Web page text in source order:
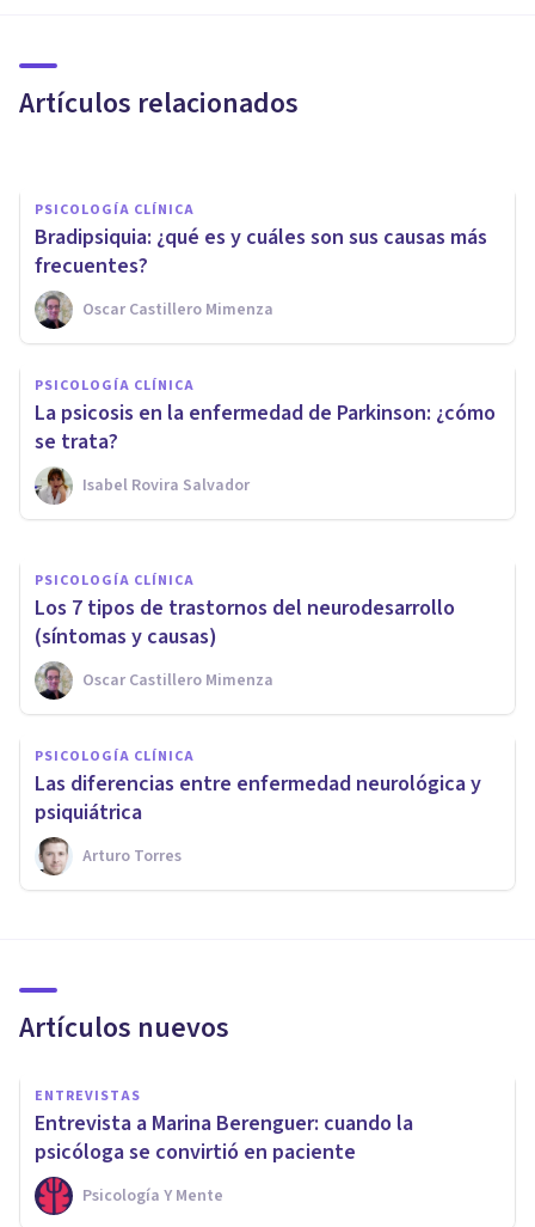
Artículos relacionados
pensamiento dejan de fluir
PSICOLOGÍA CLÍNICA
Bradipsiquia: ¿qué es y cuáles son sus causas más
frecuentes?
Oscar Castillero Mimenza
PSICOLOGÍA CLÍNICA
La psicosis en la enfermedad de Parkinson: ¿cómo
se trata?
Isabel Rovira Salvador
Demencia frontotemporal:
causas, síntomas y tratamiento
Isabel Rovira Salvador
PSICOLOGÍA CLÍNICA
Los 7 tipos de trastornos del neurodesarrollo
(síntomas y causas)
Oscar Castillero Mimenza
PSICOLOGÍA CLÍNICA
Las diferencias entre enfermedad neurológica y
psiquiátrica
Arturo Torres
Artículos nuevos
ENTREVISTAS
Entrevista a Marina Berenguer: cuando la
psicóloga se convirtió en paciente
Psicología Y Mente